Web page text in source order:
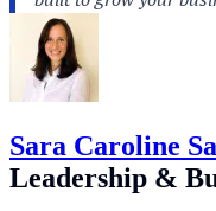
Sara Caroline
Leadership &